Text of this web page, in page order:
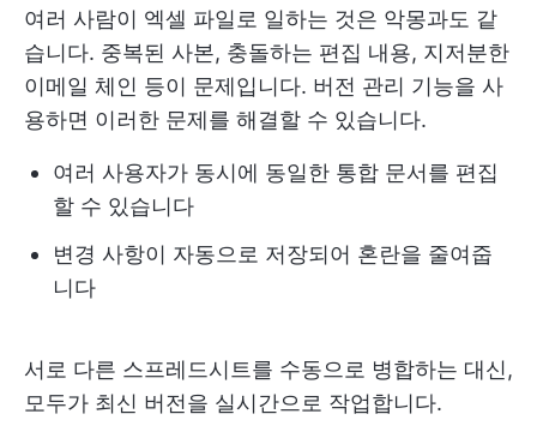
여러 사람이 엑셀 파일로 일하는 것은 악몽과도 같
습니다. 중복된 사본, 충돌하는 편집 내용, 지저분한
이메일 체인 등이 문제입니다. 버전 관리 기능을 사
용하면 이러한 문제를 해결할 수 있습니다.
여러 사용자가 동시에 동일한 통합 문서를 편집
할 수 있습니다
변경 사항이 자동으로 저장되어 혼란을 줄여줍
니다
서로 다른 스프레드시트를 수동으로 병합하는 대신,
모두가 최신 버전을 실시간으로 작업합니다.